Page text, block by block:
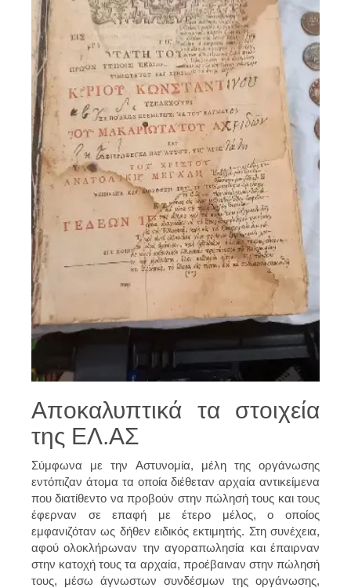
Αποκαλυπτικά τα στοιχεία
της ΕΛ.ΑΣ
Σύμφωνα με την Αστυνομία, μέλη της οργάνωσης
εντόπιζαν άτομα τα οποία διέθεταν αρχαία αντικείμενα
που διατίθεντο να προβούν στην πώλησή τους και τους
έφερναν σε επαφή με έτερο μέλος, ο οποίος
εμφανιζόταν ως δήθεν ειδικός εκτιμητής. Στη συνέχεια,
αφού ολοκλήρωναν την αγοραπωλησία και έπαιρναν
στην κατοχή τους τα αρχαία, προέβαιναν στην πώλησή
τους, μέσω άγνωστων συνδέσμων της οργάνωσης,